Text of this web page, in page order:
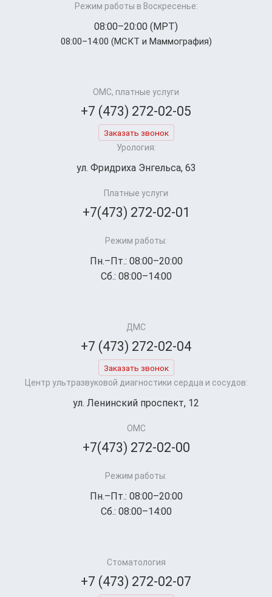
Режим работы в Воскресенье:
08:00–20:00 (МРТ)
08:00–14:00 (МСКТ и Маммография)
ОМС, платные услуги
+7 (473) 272-02-05
Заказать звонок
Урология:
ул. Фридриха Энгельса, 63
Платные услуги
+7(473) 272-02-01
Режим работы:
Пн.–Пт.: 08:00–20:00
Сб.: 08:00–14:00
ДМС
+7 (473) 272-02-04
Заказать звонок
Центр ультразвуковой диагностики сердца и сосудов:
ул. Ленинский проспект, 12
ОМС
+7(473) 272-02-00
Режим работы:
Пн.–Пт.: 08:00–20:00
Сб.: 08:00–14:00
Стоматология
+7 (473) 272-02-07